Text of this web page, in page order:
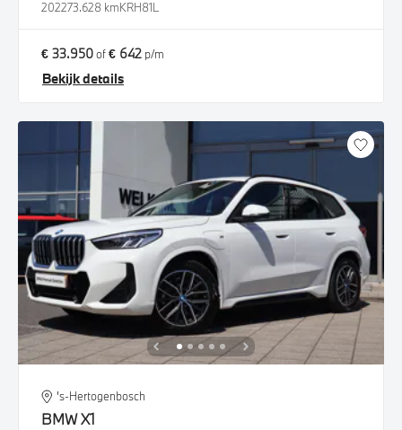
202273.628 kmKRH81L
€ 33.950of€ 642 p/m
Bekijk details
's-Hertogenbosch
BMWX1